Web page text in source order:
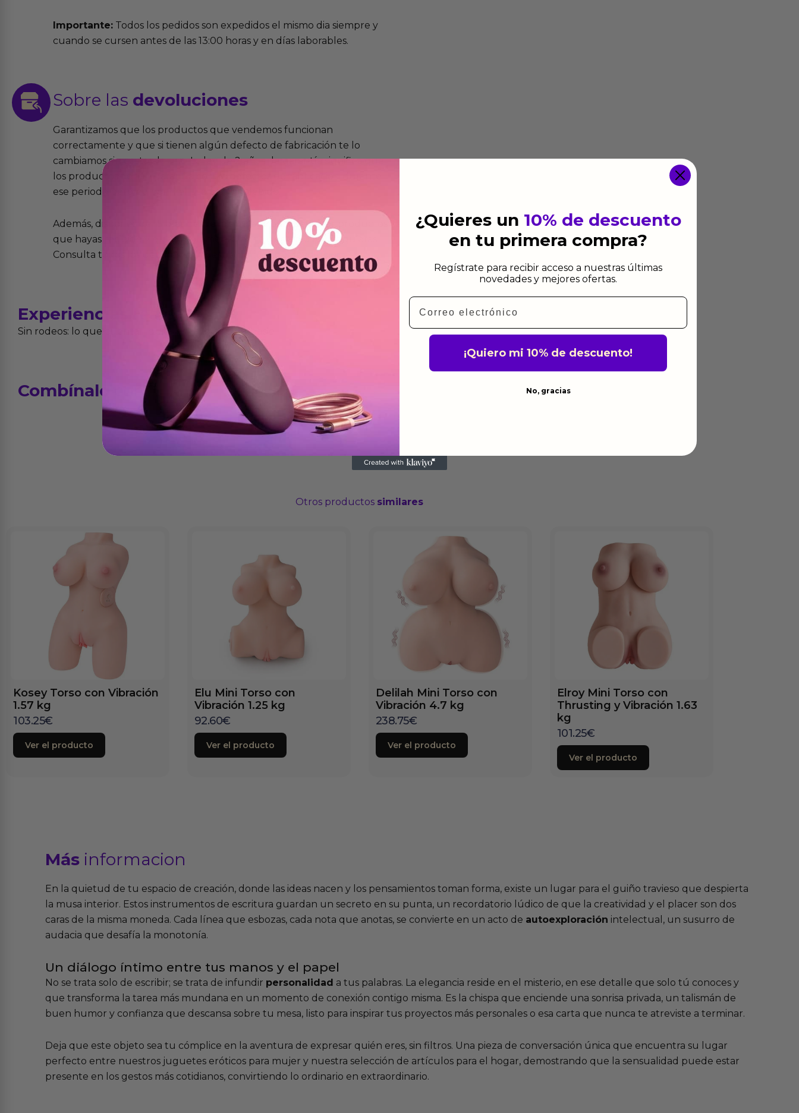
Importante: Todos los pedidos son expedidos el mismo dia siempre y
cuando se cursen antes de las 13:00 horas y en días laborables.
Sobre las devoluciones
Garantizamos que los productos que vendemos funcionan
correctamente y que si tienen algún defecto de fabricación te lo
cambiamos sin costo alguno. La ley de 2 años de garantía significa que
los productos tienen garantía contra defectos de fabricación durante
ese periodo pero no por mal uso o uso indebido.
Además, dispones de 15 días desde la entrega para devolver productos
que hayas recibido y que simplemente no te gusten o no los quieras.
Consulta todos los detalles en nuestra política de devoluciones.
Experiencias reales
Sin rodeos: lo que cuentan quienes ya lo han probado
Combínalo con...
Otros productos similares
Kosey Torso con Vibración
1.57 kg
103.25€
Ver el producto
Elu Mini Torso con
Vibración 1.25 kg
92.60€
Ver el producto
Delilah Mini Torso con
Vibración 4.7 kg
238.75€
Ver el producto
Elroy Mini Torso con
Thrusting y Vibración 1.63
kg
101.25€
Ver el producto
Más informacion
En la quietud de tu espacio de creación, donde las ideas nacen y los pensamientos toman forma, existe un lugar para el guiño travieso que despierta
la musa interior. Estos instrumentos de escritura guardan un secreto en su punta, un recordatorio lúdico de que la creatividad y el placer son dos
caras de la misma moneda. Cada línea que esbozas, cada nota que anotas, se convierte en un acto de autoexploración intelectual, un susurro de
audacia que desafía la monotonía.
Un diálogo íntimo entre tus manos y el papel
No se trata solo de escribir; se trata de infundir personalidad a tus palabras. La elegancia reside en el misterio, en ese detalle que solo tú conoces y
que transforma la tarea más mundana en un momento de conexión contigo misma. Es la chispa que enciende una sonrisa privada, un talismán de
buen humor y confianza que descansa sobre tu mesa, listo para inspirar tus proyectos más personales o esa carta que nunca te atreviste a terminar.
Deja que este objeto sea tu cómplice en la aventura de expresar quién eres, sin filtros. Una pieza de conversación única que encuentra su lugar
perfecto entre nuestros juguetes eróticos para mujer y nuestra selección de artículos para el hogar, demostrando que la sensualidad puede estar
presente en los gestos más cotidianos, convirtiendo lo ordinario en extraordinario.
¿Quieres un 10% de descuento
en tu primera compra?
Regístrate para recibir acceso a nuestras últimas
novedades y mejores ofertas.
Email
¡Quiero mi 10% de descuento!
No, gracias